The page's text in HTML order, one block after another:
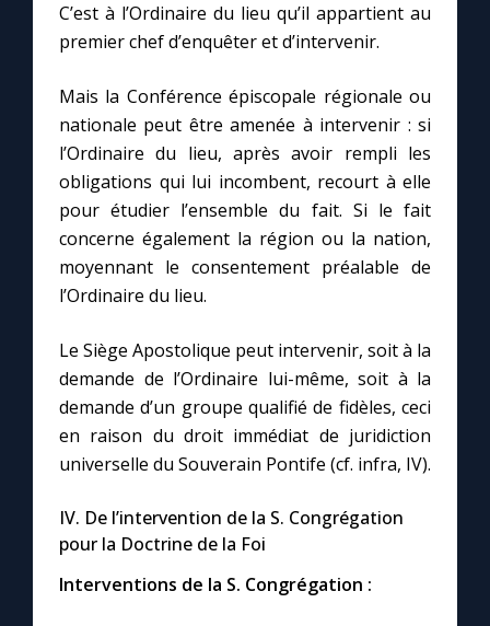
C’est à l’Ordinaire du lieu qu’il appartient au
premier chef d’enquêter et d’intervenir.
Mais la Conférence épiscopale régionale ou
nationale peut être amenée à intervenir : si
l’Ordinaire du lieu, après avoir rempli les
obligations qui lui incombent, recourt à elle
pour étudier l’ensemble du fait. Si le fait
concerne également la région ou la nation,
moyennant le consentement préalable de
l’Ordinaire du lieu.
Le Siège Apostolique peut intervenir, soit à la
demande de l’Ordinaire lui-même, soit à la
demande d’un groupe qualifié de fidèles, ceci
en raison du droit immédiat de juridiction
universelle du Souverain Pontife (cf. infra, IV).
IV. De l’intervention de la S. Congrégation
pour la Doctrine de la Foi
Interventions de la S. Congrégation :